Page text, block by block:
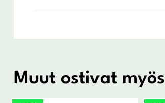
Muut ostivat myös